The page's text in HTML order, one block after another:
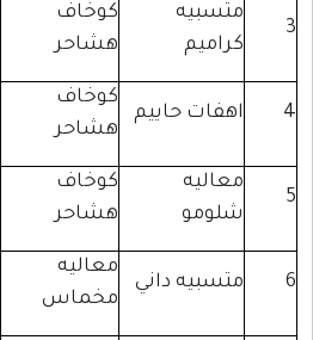
كوخاف
هشاحر
حاييم
كوخاف
هشاحر
كوخاف
هشاحر
داني
معاليه
مخماس